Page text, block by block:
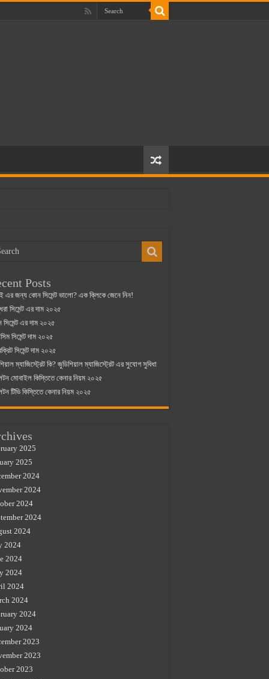
Posts
এর জন্য কোন সিমেন্ট ভালো? এক ক্লিকে জেনে নিন!
সিমেন্ট এর দাম ২০২৫
সিমেন্ট এর দাম ২০২৫
সিমেন্ট দাম ২০২৫
সিমেন্ট দাম ২০২৫
ম্যাজিস্ট্রেট কি? জুডিশিয়াল ম্যাজিস্ট্রেট এর সুযোগ সুবিধা
মোবাইল কিস্তিতে কেনার নিয়ম ২০২৫
টিভি কিস্তিতে কেনার নিয়ম ২০২৫
2025
2025
2024
2024
2024
2024
2024
2024
2024
2024
2024
2024
2024
2024
2023
2023
2023